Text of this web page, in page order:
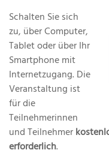
Schalten Sie sich
zu, über Computer,
Tablet oder über Ihr
Smartphone mit
Internetzugang. Die
Veranstaltung ist
für die
Teilnehmerinnen
und Teilnehmer
erforderlich.